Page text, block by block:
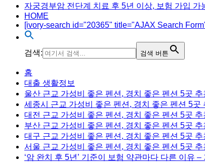
자궁경부암 전단계 치료 후 5년 이상, 보험 가입
HOME
[ivory-search id="20365" title="AJAX Search
검색: 검색 버튼
Menu
홈
대출 생활정보
울산 근교 가성비 좋은 펜션, 경치 좋은 펜션 5곳 추
세종시 근교 가성비 좋은 펜션, 경치 좋은 펜션 5곳
대전 근교 가성비 좋은 펜션, 경치 좋은 펜션 5곳 추
부산 근교 가성비 좋은 펜션, 경치 좋은 펜션 5곳 추
대구 근교 가성비 좋은 펜션, 경치 좋은 펜션 5곳 추
서울 근교 가성비 좋은 펜션, 경치 좋은 펜션 5곳 추
‘암 완치 후 5년’ 기준이 보험 약관마다 다른 이유